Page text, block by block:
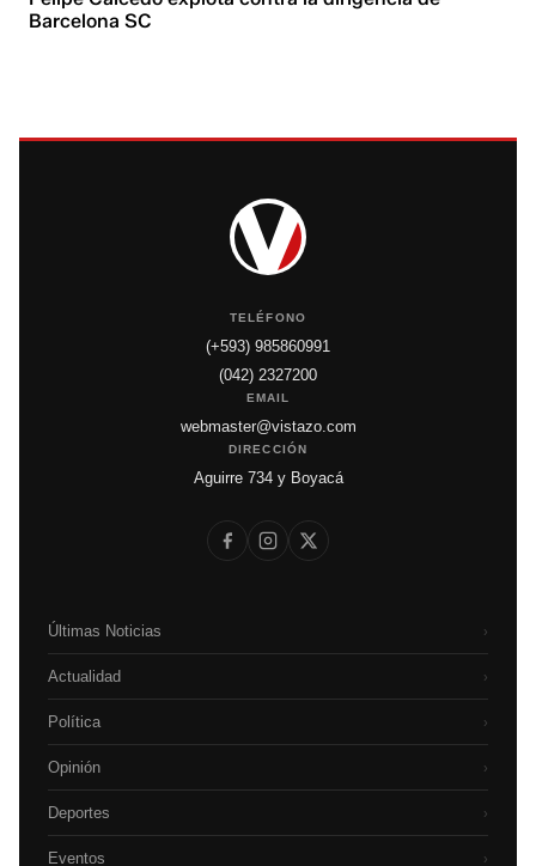
Barcelona SC
TELÉFONO
(+593) 985860991
(042) 2327200
EMAIL
webmaster@vistazo.com
DIRECCIÓN
Aguirre 734 y Boyacá
Últimas Noticias ›
Actualidad ›
Política ›
Opinión ›
Deportes ›
Eventos ›